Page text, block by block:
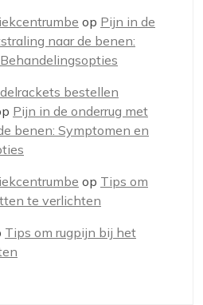
op Pijn in de
naar de benen:
bestellen
Pijn in de onderrug met
benen: Symptomen en
op Tips om
te verlichten
Tips om rugpijn bij het